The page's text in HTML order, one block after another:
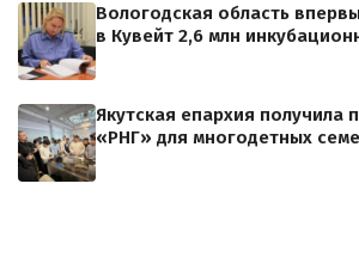
Вологодская область
в Кувейт 2,6 млн
Якутская епархия получила
«РНГ» для многодетных